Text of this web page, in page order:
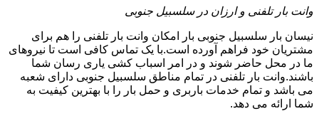
وانت بار تلفنی و ارزان در سلسبیل جنوبی
نیسان بار سلسبیل جنوبی بار امکان وانت بار تلفنی را هم برای
مشتریان خود فراهم آورده است.با یک تماس کافی است تا نیروهای
ما در محل حاضر شوند و در امر اسباب کشی یاری رسان شما
باشند.وانت بار تلفنی در تمام مناطق سلسبیل جنوبی دارای شعبه
می باشد و تمام خدمات باربری و حمل بار را با بهترین کیفیت به
شما ارائه می دهد.